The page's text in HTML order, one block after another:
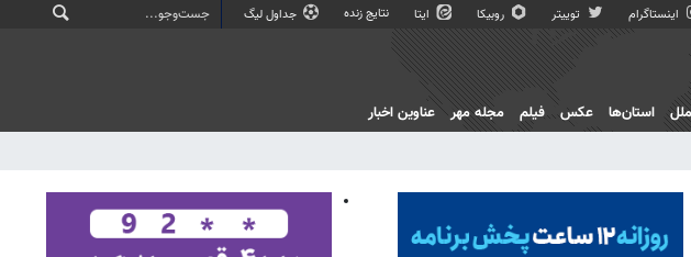
اینستاگرام توییتر روبیکا ایتا نتایج زنده جداول لیگ
استان‌ها عکس فیلم مجله مهر عناوین اخبار